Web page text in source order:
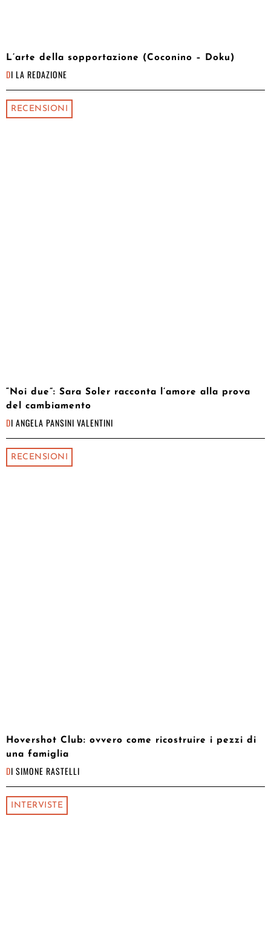
L’arte della sopportazione (Coconino – Doku)
DI LA REDAZIONE
RECENSIONI
“Noi due”: Sara Soler racconta l’amore alla prova
del cambiamento
DI ANGELA PANSINI VALENTINI
RECENSIONI
Hovershot Club: ovvero come ricostruire i pezzi di
una famiglia
DI SIMONE RASTELLI
INTERVISTE